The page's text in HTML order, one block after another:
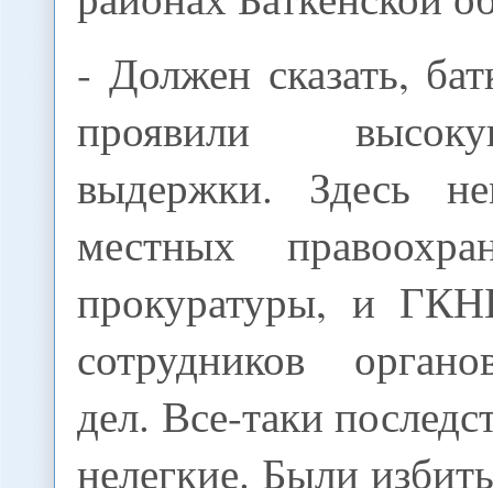
- Должен сказать,
проявили
выдержки. Здесь
местных
прокуратуры, и
сотрудников
дел. Все-таки
нелегкие. Были